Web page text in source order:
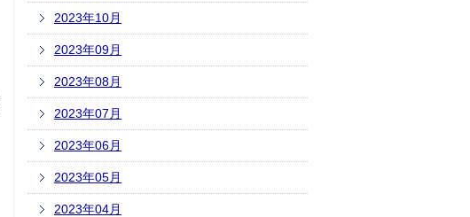
2023年10月
2023年09月
2023年08月
2023年07月
2023年06月
2023年05月
2023年04月